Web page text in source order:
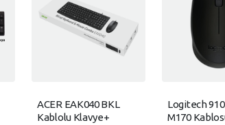
ACER EAK040 BKL
Kablolu Klavye+
Logitech
M170